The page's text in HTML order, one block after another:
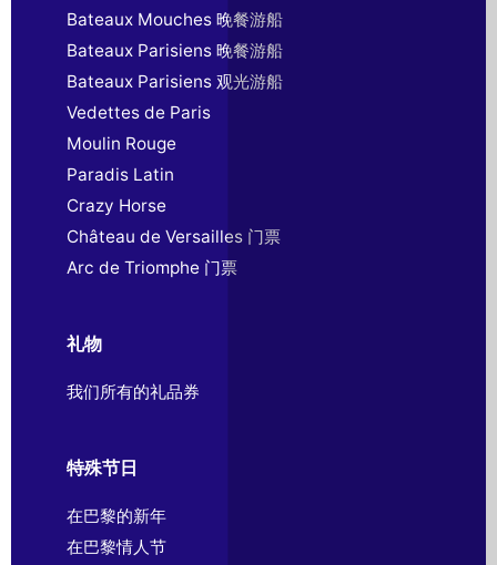
Bateaux Mouches 晚餐游船
Bateaux Parisiens 晚餐游船
Bateaux Parisiens 观光游船
Vedettes de Paris
Moulin Rouge
Paradis Latin
Crazy Horse
Château de Versailles 门票
Arc de Triomphe 门票
礼物
我们所有的礼品券
特殊节日
在巴黎的新年
在巴黎情人节